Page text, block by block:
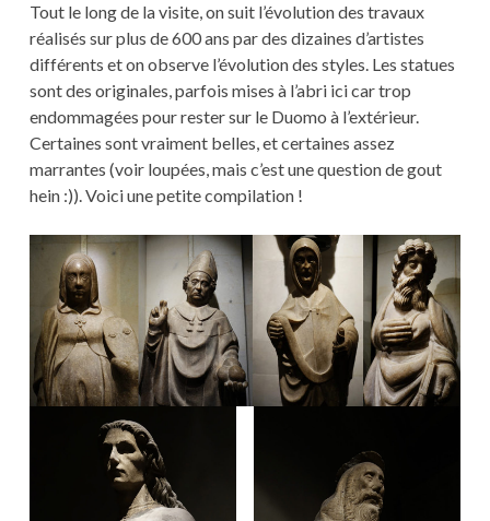
Tout le long de la visite, on suit l’évolution des travaux
réalisés sur plus de 600 ans par des dizaines d’artistes
différents et on observe l’évolution des styles. Les statues
sont des originales, parfois mises à l’abri ici car trop
endommagées pour rester sur le Duomo à l’extérieur.
Certaines sont vraiment belles, et certaines assez
marrantes (voir loupées, mais c’est une question de gout
hein :)). Voici une petite compilation !